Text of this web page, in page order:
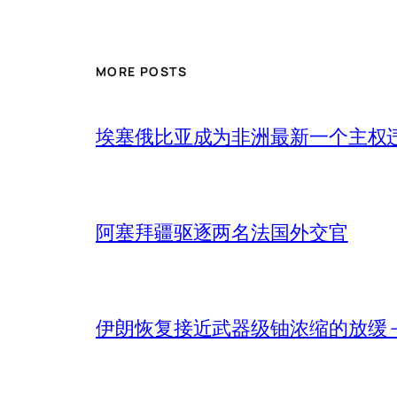
MORE POSTS
埃塞俄比亚成为非洲最新一个主权
阿塞拜疆驱逐两名法国外交官
伊朗恢复接近武器级铀浓缩的放缓